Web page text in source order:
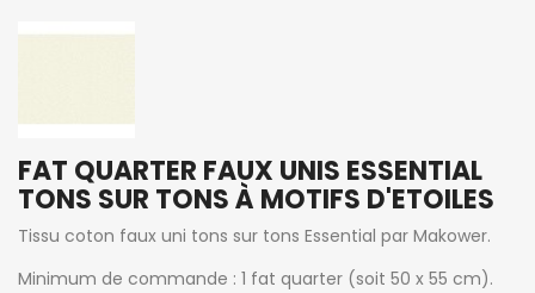
FAT QUARTER FAUX UNIS ESSENTIAL
TONS SUR TONS À MOTIFS D'ETOILES
Tissu coton faux uni tons sur tons Essential par Makower.
Minimum de commande : 1 fat quarter (soit 50 x 55 cm).